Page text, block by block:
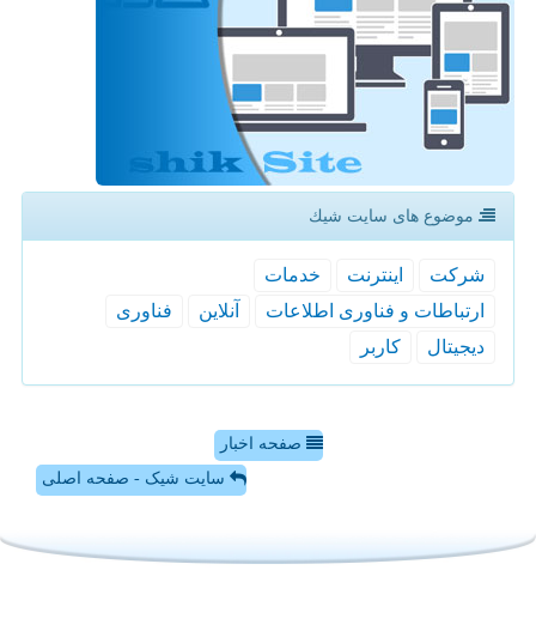
موضوع های سایت شیك
شركت اینترنت
خدمات
ارتباطات و فناوری اطلاعات
آنلاین
فناوری
دیجیتال
كاربر
صفحه اخبار
سایت شیک - صفحه اصلی